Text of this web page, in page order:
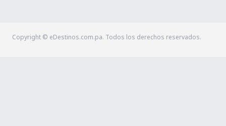
Copyright © eDestinos.com.pa. Todos los derechos reservados.